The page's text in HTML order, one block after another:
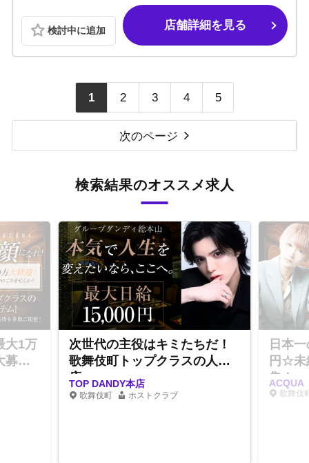
検討中に追加 店舗詳細を見る
1 2 3 4 5
次のページ
検索結果のオススメ求人
大1万
募
次世代の主役はキミたちだ！
歌舞伎町トップクラスの人気
店
TOP DANDY本店
歌舞伎町 ホストクラブ
日本
円☆未
集！
ACQUA
歌舞伎